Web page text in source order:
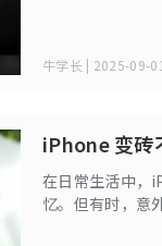
牛学长 | 2025-09-
iPhone 变砖
在日常生活中，
忆。但有时，意